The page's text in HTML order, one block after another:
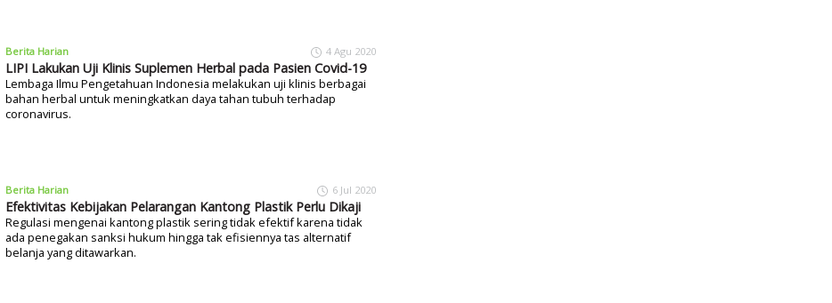
Berita Harian 4 Agu 2020
LIPI Lakukan Uji Klinis Suplemen Herbal pada Pasien Covid-19
Lembaga Ilmu Pengetahuan Indonesia melakukan uji klinis berbagai
bahan herbal untuk meningkatkan daya tahan tubuh terhadap
coronavirus.
Berita Harian 6 Jul 2020
Efektivitas Kebijakan Pelarangan Kantong Plastik Perlu Dikaji
Regulasi mengenai kantong plastik sering tidak efektif karena tidak
ada penegakan sanksi hukum hingga tak efisiennya tas alternatif
belanja yang ditawarkan.